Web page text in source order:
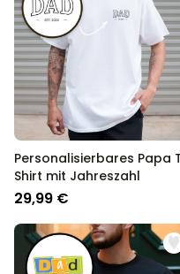
Personalisierbares Papa
Shirt mit Jahreszahl
29,99 €